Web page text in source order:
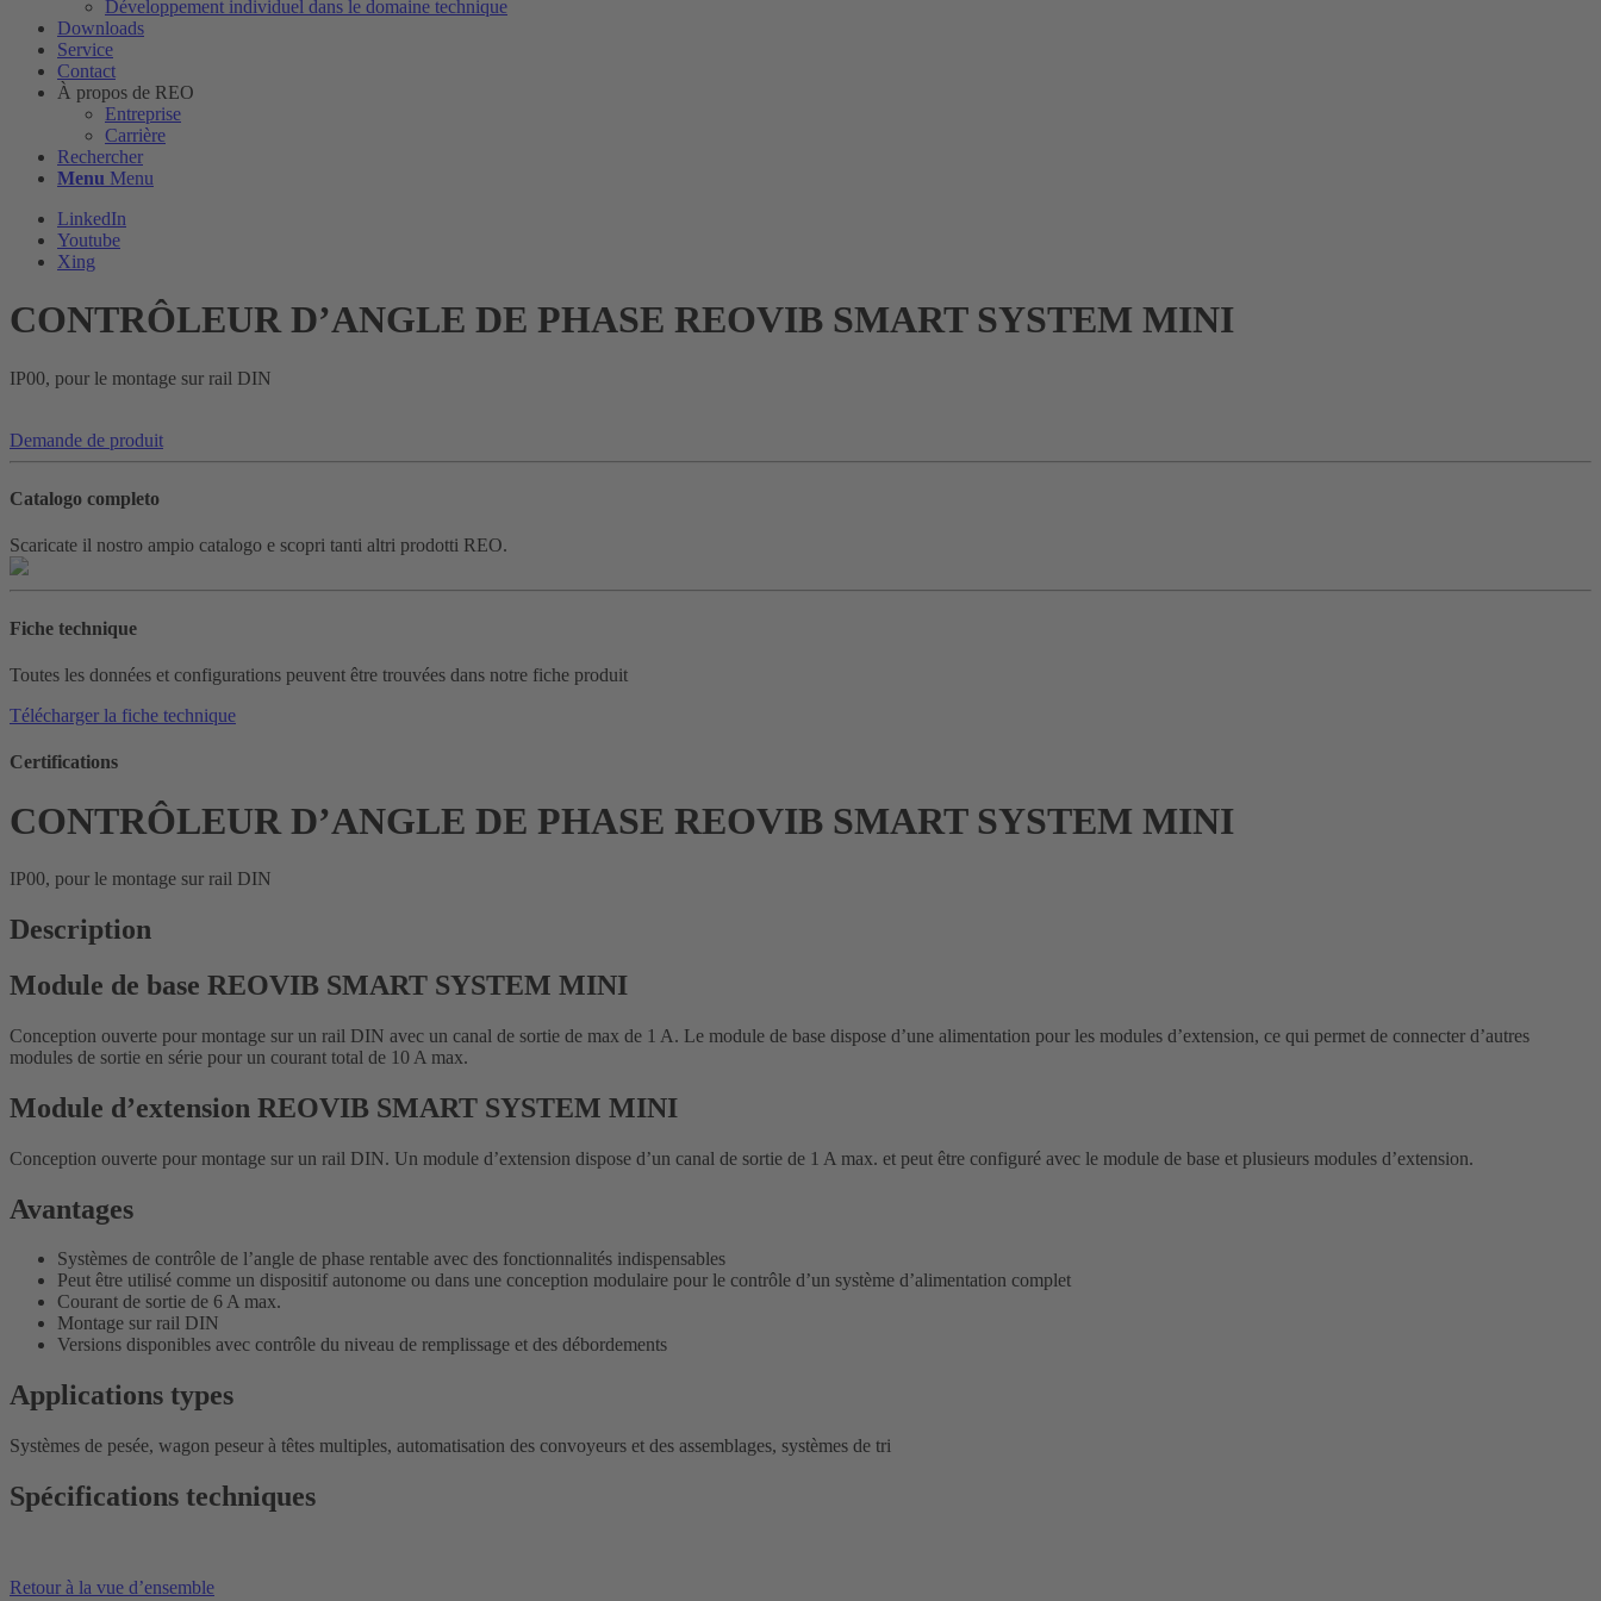
Développement individuel dans le domaine technique
Downloads
Service
Contact
À propos de REO
Entreprise
Carrière
Rechercher
Menu Menu
LinkedIn
Youtube
Xing
CONTRÔLEUR D’ANGLE DE PHASE REOVIB SMART SYSTEM MINI
IP00, pour le montage sur rail DIN
Demande de produit
Catalogo completo
Scaricate il nostro ampio catalogo e scopri tanti altri prodotti REO.
Fiche technique
Toutes les données et configurations peuvent être trouvées dans notre fiche produit
Télécharger la fiche technique
Certifications
CONTRÔLEUR D’ANGLE DE PHASE REOVIB SMART SYSTEM MINI
IP00, pour le montage sur rail DIN
Description
Module de base REOVIB SMART SYSTEM MINI
Conception ouverte pour montage sur un rail DIN avec un canal de sortie de max de 1 A. Le module de base dispose d’une alimentation pour les modules d’extension, ce qui permet de connecter d’autres
modules de sortie en série pour un courant total de 10 A max.
Module d’extension REOVIB SMART SYSTEM MINI
Conception ouverte pour montage sur un rail DIN. Un module d’extension dispose d’un canal de sortie de 1 A max. et peut être configuré avec le module de base et plusieurs modules d’extension.
Avantages
Systèmes de contrôle de l’angle de phase rentable avec des fonctionnalités indispensables
Peut être utilisé comme un dispositif autonome ou dans une conception modulaire pour le contrôle d’un système d’alimentation complet
Courant de sortie de 6 A max.
Montage sur rail DIN
Versions disponibles avec contrôle du niveau de remplissage et des débordements
Applications types
Systèmes de pesée, wagon peseur à têtes multiples, automatisation des convoyeurs et des assemblages, systèmes de tri
Spécifications techniques
Retour à la vue d’ensemble